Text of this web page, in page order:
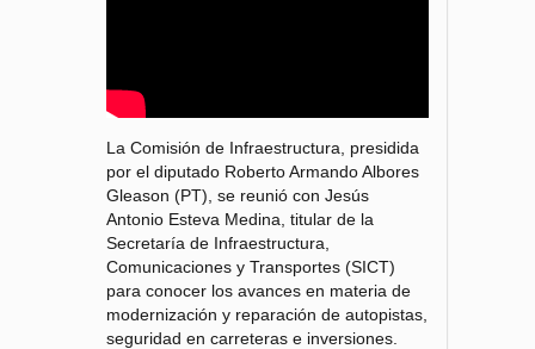
La Comisión de Infraestructura, presidida
por el diputado Roberto Armando Albores
Gleason (PT), se reunió con Jesús
Antonio Esteva Medina, titular de la
Secretaría de Infraestructura,
Comunicaciones y Transportes (SICT)
para conocer los avances en materia de
modernización y reparación de autopistas,
seguridad en carreteras e inversiones.